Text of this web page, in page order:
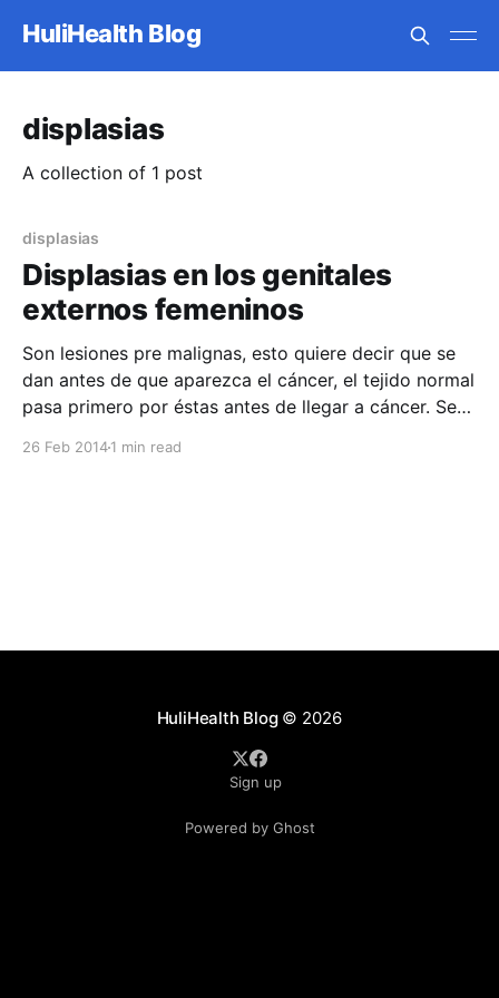
HuliHealth Blog
displasias
A collection of 1 post
displasias
Displasias en los genitales
externos femeninos
Son lesiones pre malignas, esto quiere decir que se
dan antes de que aparezca el cáncer, el tejido normal
pasa primero por éstas antes de llegar a cáncer. Se
26 Feb 20141 min read
HuliHealth Blog© 2026
Sign up
Powered by Ghost